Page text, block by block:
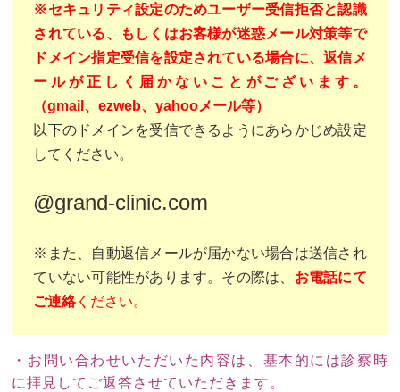
※セキュリティ設定のためユーザー受信拒否と認識
されている、もしくはお客様が迷惑メール対策等で
ドメイン指定受信を設定されている場合に、返信メ
ールが正しく届かないことがございます。
（gmail、ezweb、yahooメール等）
以下のドメインを受信できるようにあらかじめ設定
してください。
@grand-clinic.com
※また、自動返信メールが届かない場合は送信され
ていない可能性があります。その際は、 お電話にて
ご連絡ください。
・お問い合わせいただいた内容は、基本的には診察時
に拝見してご返答させていただきます。